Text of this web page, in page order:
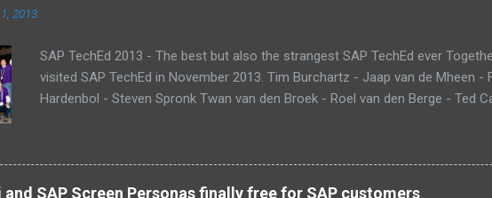
2013
SAP TechEd 2013 - The best but also the strangest SAP TechEd ever
visited SAP TechEd in November 2013. Tim Burchartz - Jaap van de Mheen -
Hardenbol - Steven Spronk Twan van den Broek - Roel van den Berge - Ted
schedule) Best Team CloudSitter won the SAP InnoJam on Monday with an
baby’s on their wellbeing. Premature babies have an higher risk on Sudden
why we came up with a sensor that tracks heartbeat, temperature and
and SAP Screen Personas finally free for SAP customers